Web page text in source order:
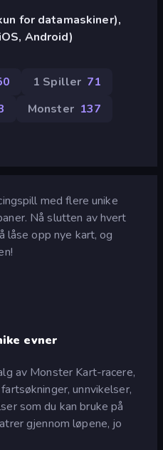
for datamaskiner),
Android)
1 Spiller 71
Monster 137
med flere unike
Nå slutten av hvert
låse opp nye kart, og
evner
av Monster Kart-racere,
unnvikelser,
som du kan bruke på
gjennom løpene, jo